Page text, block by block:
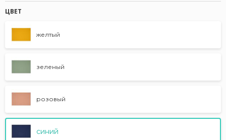
ЦВЕТ
желтый
зеленый
розовый
синий